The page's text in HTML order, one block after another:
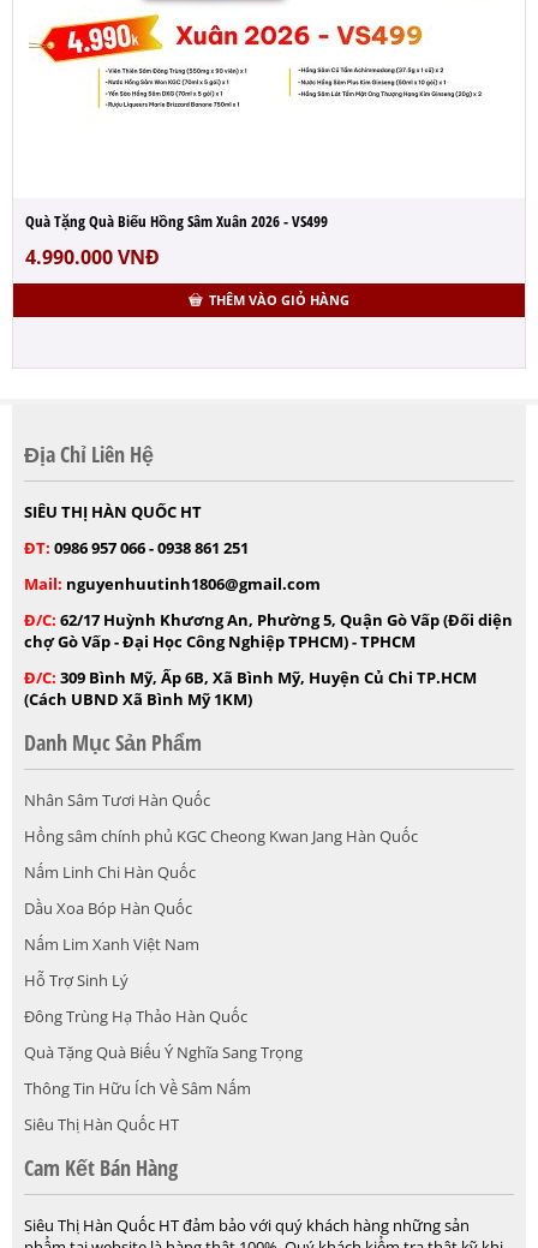
Quà Tặng Quà Biếu Hồng Sâm Xuân 2026 - VS499
4.990.000VNĐ
THÊM VÀO GIỎ HÀNG
Địa Chỉ Liên Hệ
SIÊU THỊ HÀN QUỐC HT
ĐT: 0986 957 066 - 0938 861 251
Mail: nguyenhuutinh1806@gmail.com
Đ/C: 62/17 Huỳnh Khương An, Phường 5, Quận Gò Vấp (Đối diện
chợ Gò Vấp - Đại Học Công Nghiệp TPHCM) - TPHCM
Đ/C: 309 Bình Mỹ, Ấp 6B, Xã Bình Mỹ, Huyện Củ Chi TP.HCM
(Cách UBND Xã Bình Mỹ 1KM)
Danh Mục Sản Phẩm
Nhân Sâm Tươi Hàn Quốc
Hồng sâm chính phủ KGC Cheong Kwan Jang Hàn Quốc
Nấm Linh Chi Hàn Quốc
Dầu Xoa Bóp Hàn Quốc
Nấm Lim Xanh Việt Nam
Hỗ Trợ Sinh Lý
Đông Trùng Hạ Thảo Hàn Quốc
Quà Tặng Quà Biếu Ý Nghĩa Sang Trọng
Thông Tin Hữu Ích Về Sâm Nấm
Siêu Thị Hàn Quốc HT
Cam Kết Bán Hàng
Siêu Thị Hàn Quốc HT đảm bảo với quý khách hàng những sản